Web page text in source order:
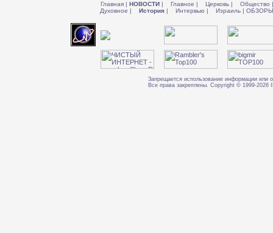
Главная | НОВОСТИ | Главное | Церковь | Общество |
Духовное | История | Интервью | Израиль |
Запрещается использование информации или
Все права закреплены. Copyright © 1999-